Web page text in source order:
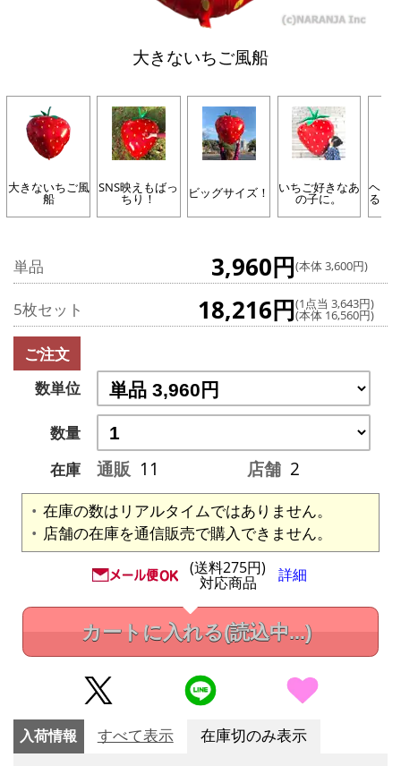
大きないちご風船
大きないちご風
船
SNS映えもばっ
ちり！ ビッグサイズ！ いちご好きなあ
の子に。
ヘリ
ると
単品 3,960円(本体 3,600円)
5枚セット 18,216円(1点当 3,643円)
(本体 16,560円)
ご注文
数単位
数量
在庫
通販 11 店舗 2
在庫の数はリアルタイムではありません。
店舗の在庫を通信販売で購入できません。
(送料275円)
対応商品 詳細
カートに入れる(読込中...)
入荷情報 すべて表示 在庫切のみ表示